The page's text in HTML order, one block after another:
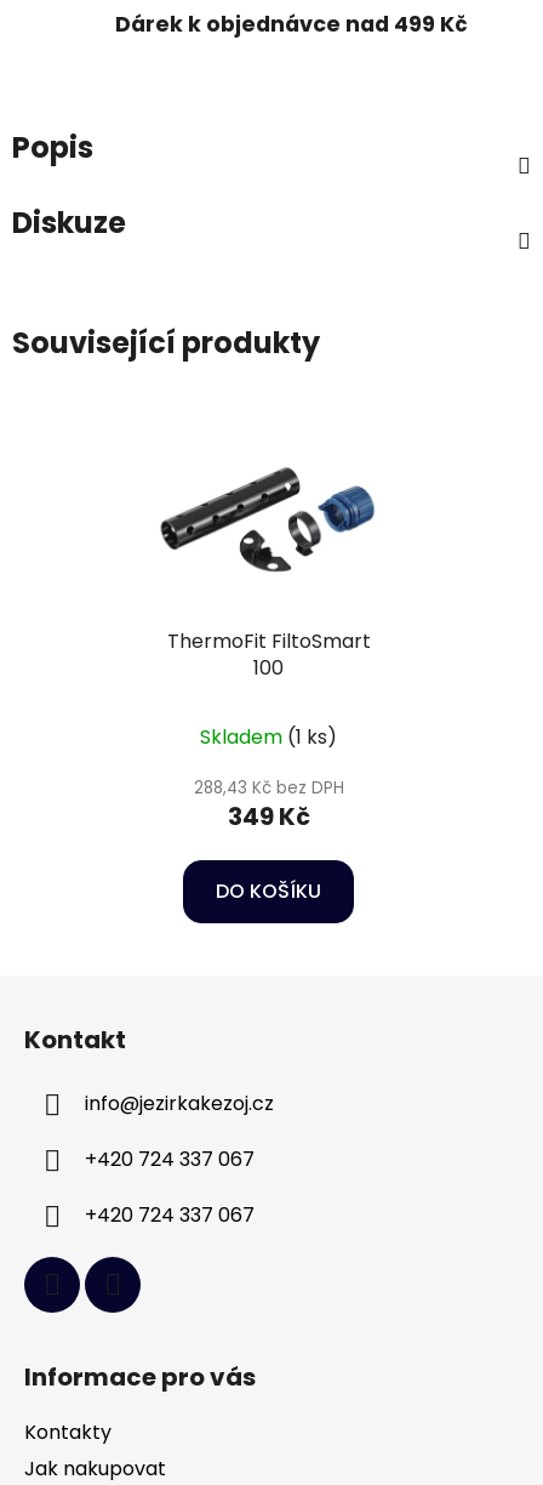
Dárek k objednávce nad 499 Kč
Popis
Diskuze
Související produkty
ThermoFit FiltoSmart
100
Skladem (1 ks)
288,43 Kč bez DPH
349 Kč
DO KOŠÍKU
Kontakt
info@jezirkakezoj.cz
+420 724 337 067
+420 724 337 067
Informace pro vás
Kontakty
Jak nakupovat